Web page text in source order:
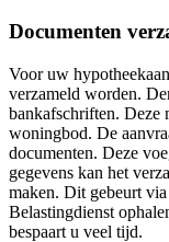
Documenten
Voor uw
verzameld worden.
bankafschriften. Deze
woningbod. De
documenten. Deze
gegevens kan het
maken. Dit gebeurt
Belastingdienst
bespaart u veel tijd.